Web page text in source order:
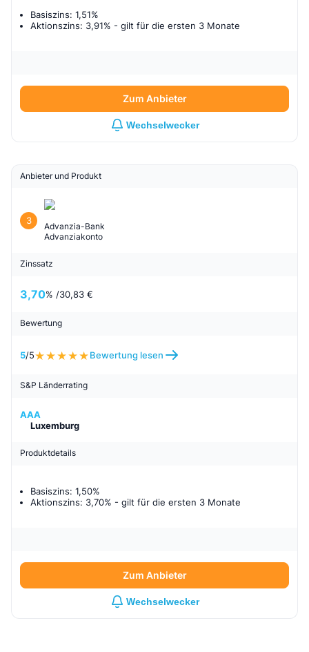
Basiszins: 1,51%
Aktionszins: 3,91% - gilt für die ersten 3 Monate
Zum Anbieter
Wechselwecker
Anbieter und Produkt
3
Advanzia-Bank
Advanziakonto
Zinssatz
3,70% /30,83 €
Bewertung
5/5 Bewertung lesen
S&P Länderrating
AAA
Luxemburg
Produktdetails
Basiszins: 1,50%
Aktionszins: 3,70% - gilt für die ersten 3 Monate
Zum Anbieter
Wechselwecker